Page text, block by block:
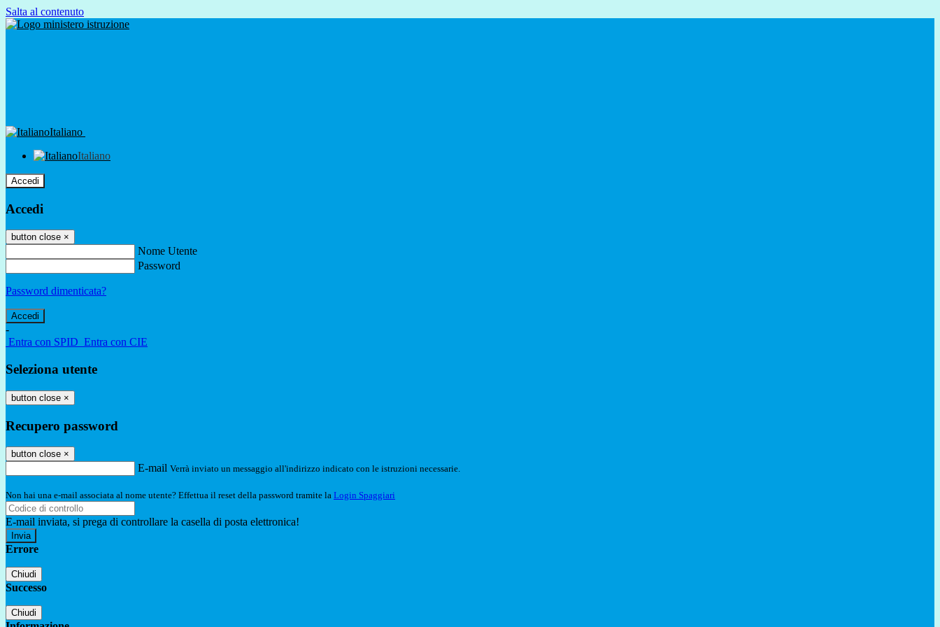
Salta al contenuto
Italiano
Italiano
Accedi
Accedi
button close ×
Nome Utente
Password
Password dimenticata?
-
Entra con SPID Entra con CIE
Seleziona utente
button close ×
Recupero password
button close ×
E-mail Verrà inviato un messaggio all'indirizzo indicato con le istruzioni necessarie.
Non hai una e-mail associata al nome utente? Effettua il reset della password tramite la Login Spaggiari
E-mail inviata, si prega di controllare la casella di posta elettronica!
Errore
Chiudi
Successo
Chiudi